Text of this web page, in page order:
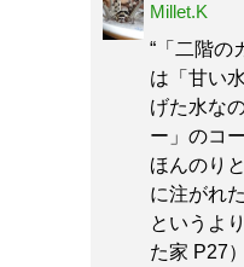
Millet.K
“「二階の
は「甘い
げた水な
ー」のコ
ほんのり
に注がれ
というよ
た家 P27